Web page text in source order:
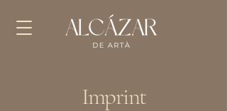
Imprint